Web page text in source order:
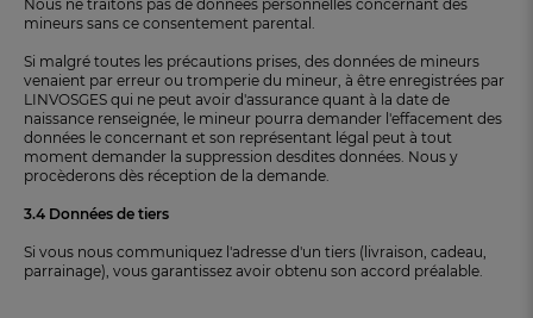
Nous ne traitons pas de données personnelles concernant des
mineurs sans ce consentement parental.
Si malgré toutes les précautions prises, des données de mineurs
venaient par erreur ou tromperie du mineur, à être enregistrées par
LINVOSGES qui ne peut avoir d'assurance quant à la date de
naissance renseignée, le mineur pourra demander l'effacement des
données le concernant et son représentant légal peut à tout
moment demander la suppression desdites données. Nous y
procèderons dès réception de la demande.
3.4 Données de tiers
Si vous nous communiquez l'adresse d'un tiers (livraison, cadeau,
parrainage), vous garantissez avoir obtenu son accord préalable.